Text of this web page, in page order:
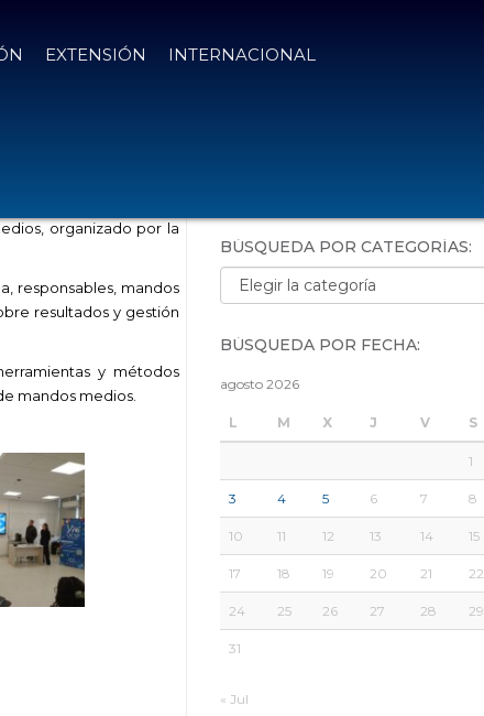
EXTENSIÓN INTERNACIONAL
organizado por la
responsables, mandos
resultados y gestión
y métodos
mandos medios.
BÚSQUEDA POR CATEGORÍAS:
Búsqueda por categorías:
BÚSQUEDA POR FECHA:
agosto 2026
L M X J V S
1
3 4 5 6 7 8
10 11 12 13 14 15
17 18 19 20 21 22
24 25 26 27 28 29
31
« Jul